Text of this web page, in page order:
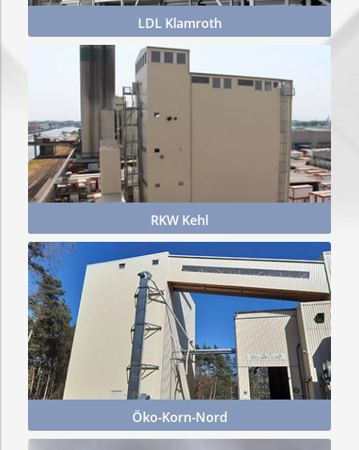
LDL Klamroth
Mehr Infos
RKW Kehl
Mehr Infos
Öko-Korn-Nord
Mehr Infos